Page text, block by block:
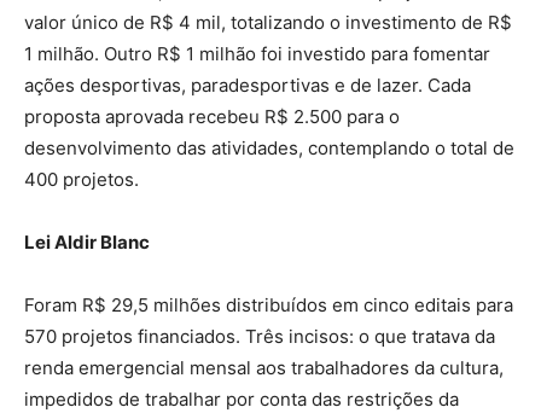
valor único de R$ 4 mil, totalizando o investimento de R$
1 milhão. Outro R$ 1 milhão foi investido para fomentar
ações desportivas, paradesportivas e de lazer. Cada
proposta aprovada recebeu R$ 2.500 para o
desenvolvimento das atividades, contemplando o total de
400 projetos.
Lei Aldir Blanc
Foram R$ 29,5 milhões distribuídos em cinco editais para
570 projetos financiados. Três incisos: o que tratava da
renda emergencial mensal aos trabalhadores da cultura,
impedidos de trabalhar por conta das restrições da